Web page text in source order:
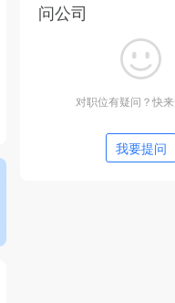
问公司
对职位有疑问？快
我要提问